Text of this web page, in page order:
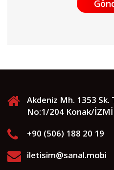
Akdeniz Mh. 1353
No:1/204 Konak/
+90 (506) 188 20 19
iletisim@sanal.mobi